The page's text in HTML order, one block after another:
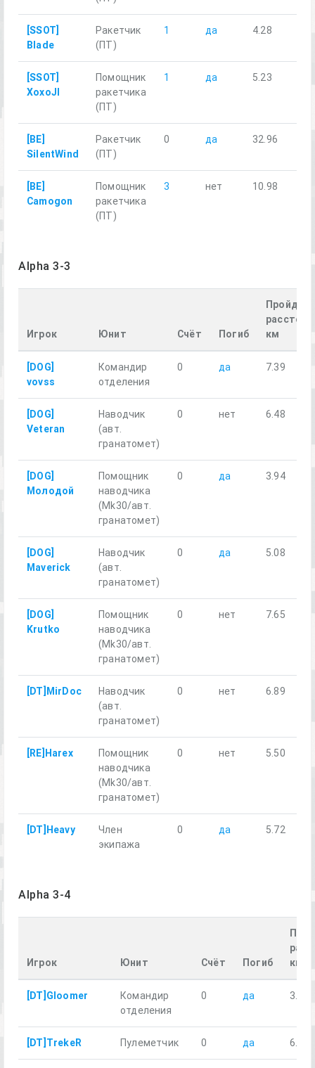
[SSOT]
Blade
Ракетчик
(ПТ)
1 да 4.28
[SSOT]
XoxoJI
Помощник
ракетчика
(ПТ)
1 да 5.23
[BE]
SilentWind
Ракетчик
(ПТ)
0 да 32.96
[BE]
Camogon
Помощник
ракетчика
(ПТ)
3 нет 10.98
Alpha 3-3
Игрок Юнит Счёт Погиб
км
[DOG]
vovss
Командир
отделения
0 да 7.39
[DOG]
Veteran
Наводчик
(авт.
гранатомет)
0 нет 6.48
[DOG]
Молодой
Помощник
наводчика
(Mk30/авт.
гранатомет)
0 да 3.94
[DOG]
Maverick
Наводчик
(авт.
гранатомет)
0 да 5.08
[DOG]
Krutko
Помощник
наводчика
(Mk30/авт.
гранатомет)
0 нет 7.65
[DT]MirDoc
Наводчик
(авт.
гранатомет)
0 нет 6.89
[RE]Harex
Помощник
наводчика
(Mk30/авт.
гранатомет)
0 нет 5.50
[DT]Heavy
Член
экипажа
0 да 5.72
Alpha 3-4
Игрок Юнит Счёт Погиб
км
[DT]Gloomer
Командир
отделения
0 да 3.31
[DT]TrekeR Пулеметчик 0 да 6.40